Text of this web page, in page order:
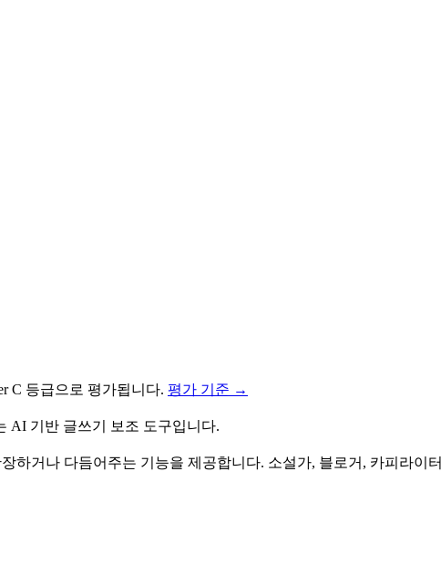
C 등급으로 평가됩니다. 평가 기준 →
AI 기반 글쓰기 보조 도구입니다.
하거나 다듬어주는 기능을 제공합니다. 소설가, 블로거, 카피라이